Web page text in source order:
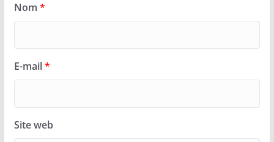
Nom *
E-mail*
Site web